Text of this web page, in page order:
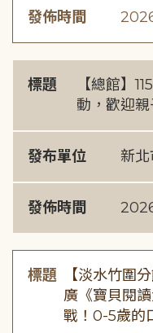
發佈時間
標題
【總館】
動，歡迎
發布單位 新
發佈時間
標題
【淡水竹圍
廣《寶貝閱
戰！0-5歲的